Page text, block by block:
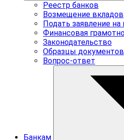
Реестр банков
Возмещение вкладов
Подать заявление
Финансовая
Законодательство
Образцы документов
Вопрос-ответ
Банкам